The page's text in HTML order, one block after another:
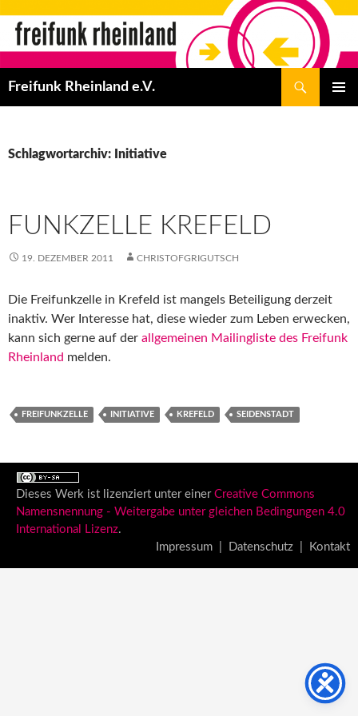
Inhalt
springen
Freifunk Rheinland e.V.
Schlagwortarchiv: Initiative
FUNKZELLE KREFELD
19. DEZEMBER 2011 CHRISTOFGRIGUTSCH
Die Freifunkzelle in Krefeld ist mangels Beteiligung derzeit
inaktiv. Wer Interesse hat, diese wieder zum Leben erwecken,
kann sich gerne auf der allgemeinen Mailingliste des Freifunk
Rheinland melden.
FREIFUNKZELLE INITIATIVE KREFELD SEIDENSTADT
Dieses Werk ist lizenziert unter einer Creative Commons
Namensnennung - Weitergabe unter gleichen Bedingungen 4.0
International Lizenz.
Impressum
Datenschutz Kontakt